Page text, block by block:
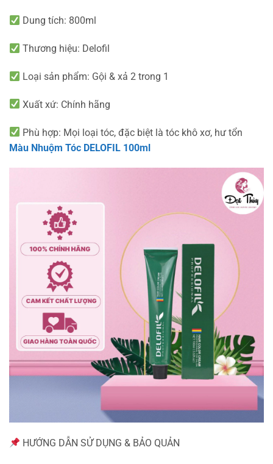
Dung tích: 800ml
Thương hiệu: Delofil
Loại sản phẩm: Gội & xả 2 trong 1
Xuất xứ: Chính hãng
Phù hợp: Mọi loại tóc, đặc biệt là tóc khô xơ, hư tổn
Màu Nhuộm Tóc DELOFIL 100ml
HƯỚNG DẪN SỬ DỤNG & BẢO QUẢN